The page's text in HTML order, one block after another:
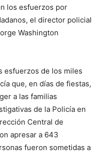
los esfuerzos por
el director policial
Washington
esfuerzos de los miles
que, en días de fiestas,
a las familias
de la Policía en
Central de
apresar a 643
fueron sometidas a